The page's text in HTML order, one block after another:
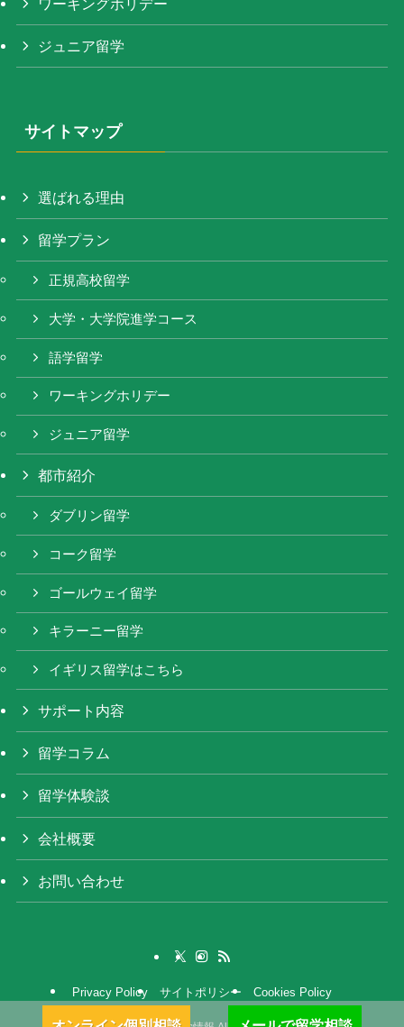
ジュニア留学
サイトマップ
選ばれる理由
留学プラン
正規高校留学
大学・大学院進学コース
語学留学
ワーキングホリデー
ジュニア留学
都市紹介
ダブリン留学
コーク留学
ゴールウェイ留学
キラーニー留学
イギリス留学はこちら
サポート内容
留学コラム
留学体験談
会社概要
お問い合わせ
Privacy Policy サイトポリシー Cookies Policy